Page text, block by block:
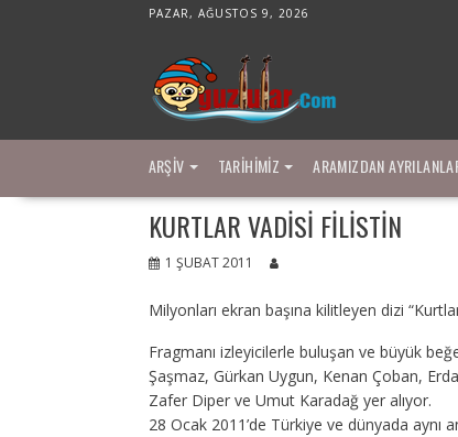
PAZAR, AĞUSTOS 9, 2026
ARŞIV TARIHIMIZ ARAMIZDAN
KURTLAR VADISI FILISTIN
1 ŞUBAT 2011
Milyonları ekran başına kilitleyen dizi
Fragmanı izleyicilerle buluşan ve büyük
Şaşmaz, Gürkan Uygun, Kenan Çoban,
Zafer Diper ve Umut Karadağ yer alıyor.
28 Ocak 2011’de Türkiye ve dünyada aynı